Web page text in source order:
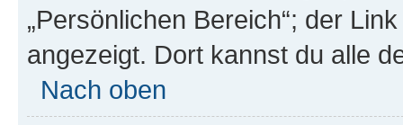
„Persönlichen Bereich“; der
angezeigt. Dort kannst du alle
Nach oben